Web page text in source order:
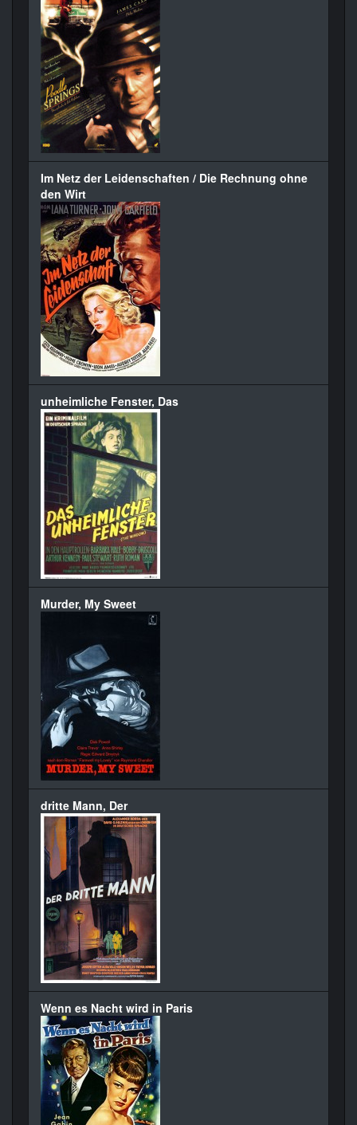
Im Netz der Leidenschaften / Die Rechnung ohne
den Wirt
unheimliche Fenster, Das
Murder, My Sweet
dritte Mann, Der
Wenn es Nacht wird in Paris